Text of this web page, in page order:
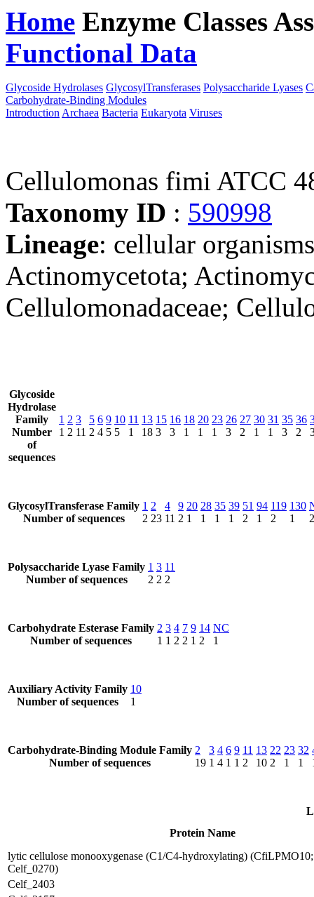
Home Enzyme Classes
Functional Data
Glycoside Hydrolases GlycosylTransferases Polysaccharide Lyases
Carbohydrate-Binding Modules
Introduction Archaea Bacteria Eukaryota Viruses
Cellulomonas fimi ATCC
Taxonomy ID : 590998
Lineage: cellular
Actinomycetota;
Cellulomonadaceae;
Glycoside
Hydrolase
Family
Number
of
sequences
1
1
2
2
3
11
5
2
6
4
9
5
10
5
11
1
13
18
15
3
16
3
18
1
20
1
23
1
26
3
27
2
30
1
31
1
35
3
36
2
GlycosylTransferase Family
Number of sequences
1
2
2
23
4
11
9
2
20
1
28
1
35
1
39
1
51
2
94
1
119
2
130
1
2
Polysaccharide Lyase Family
Number of sequences
1
2
3
2
11
2
Carbohydrate Esterase Family
Number of sequences
2
1
3
1
4
2
7
2
9
1
14
2
NC
1
Auxiliary Activity Family
Number of sequences
10
1
Carbohydrate-Binding Module Family
Number of sequences
2
19
3
1
4
4
6
1
9
1
11
2
13
10
22
2
23
1
32
1
Protein Name
lytic cellulose monooxygenase (C1/C4-hydroxylating)
Celf_0270)
Celf_2403